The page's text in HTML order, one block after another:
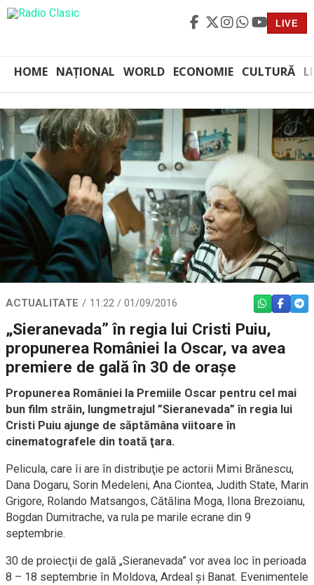
LIVE
HOME NAȚIONAL WORLD ECONOMIE CULTURĂ
ACTUALITATE 11:22 / 01/09/2016 WHATSAPP
„Sieranevada” în regia lui Cristi Puiu,
propunerea României la Oscar, va avea
premiere de gală în 30 de oraşe
Propunerea României la Premiile Oscar pentru cel mai
bun film străin, lungmetrajul ”Sieranevada” în regia lui
Cristi Puiu ajunge de săptămâna viitoare în
cinematografele din toată ţara.
Pelicula, care îi are în distribuţie pe actorii Mimi Brănescu,
Dana Dogaru, Sorin Medeleni, Ana Ciontea, Judith State, Marin
Grigore, Rolando Matsangos, Cătălina Moga, Ilona Brezoianu,
Bogdan Dumitrache, va rula pe marile ecrane din 9
septembrie.
30 de proiecţii de gală „Sieranevada” vor avea loc în perioada
8 – 18 septembrie în Moldova, Ardeal şi Banat. Evenimentele